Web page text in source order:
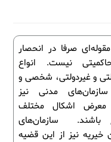
صرفا در انحصار
نیست. انواع
و غیردولتی، شخصی و
مدنی نیز
معرض اشکال مختلف
باشند. سازمان‌های
خیریه‌ نیز از این قضیه